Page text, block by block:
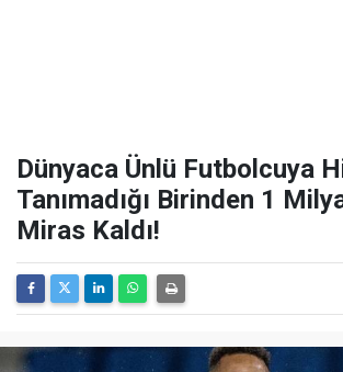
Dünyaca Ünlü Futbolcuya
Tanımadığı Birinden 1
Miras Kaldı!